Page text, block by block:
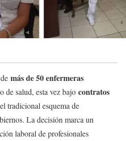
más de 50 enfermeras
de salud, esta vez bajo contratos
tradicional esquema de
La decisión marca un
laboral de profesionales